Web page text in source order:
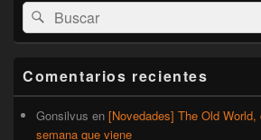
área
de
widget
lateral
primaria
Buscar
por:
Buscar
Comentarios recientes
Gonsilvus en [Novedades] The Old
semana que viene